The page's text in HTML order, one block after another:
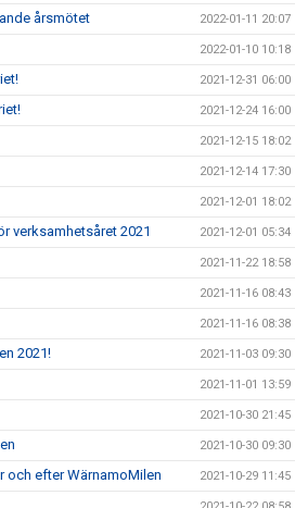
årsmötet 2022-01-11 20:07
2022-01-10 10:18
2021-12-31 06:00
2021-12-24 16:00
2021-12-15 18:02
2021-12-14 17:30
2021-12-01 18:02
verksamhetsåret 2021 2021-12-01 05:34
2021-11-22 18:58
2021-11-16 08:43
2021-11-16 08:38
2021! 2021-11-03 09:30
2021-11-01 13:59
2021-10-30 21:45
2021-10-30 09:30
efter WärnamoMilen 2021-10-29 11:45